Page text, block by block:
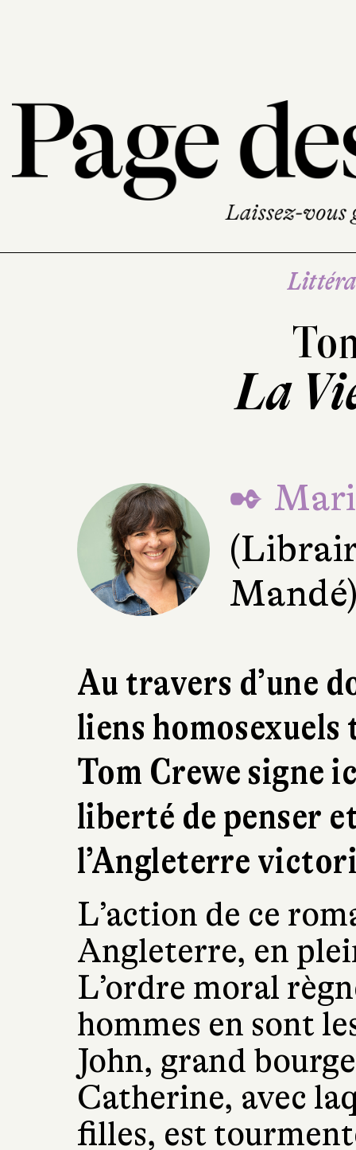
La
✒
Au travers d’une
liens
Tom Crewe signe
liberté de penser
l’Angleterre
L’action de ce
Angleterre, en
L’ordre moral
hommes en sont
John, grand
Catherine, avec
filles, est